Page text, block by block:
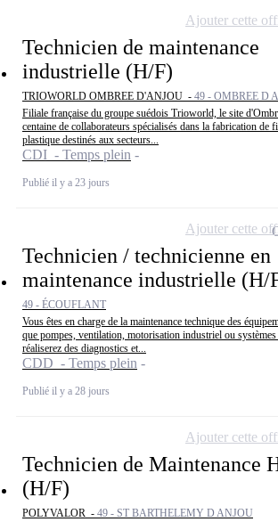
Technicien de maintenance
industrielle (H/F)
TRIOWORLD OMBREE D'ANJOU - 49 - OMBREE D
Filiale française du groupe suédois Trioworld, le site
centaine de collaborateurs spécialisés dans la fabrication de
plastique destinés aux secteurs...
CDI - Temps plein
Publié il y a 23 jours
Ajouter cette
Technicien / technicienne en
maintenance industrielle (H/
49 - ÉCOUFLANT
Vous êtes en charge de la maintenance technique des
que pompes, ventilation, motorisation industriel ou
réaliserez des diagnostics et...
CDD - Temps plein
Publié il y a 28 jours
Ajouter cette
Technicien de Maintenance
(H/F)
POLYVALOR - 49 - ST BARTHELEMY D ANJOU
Ajouter cette